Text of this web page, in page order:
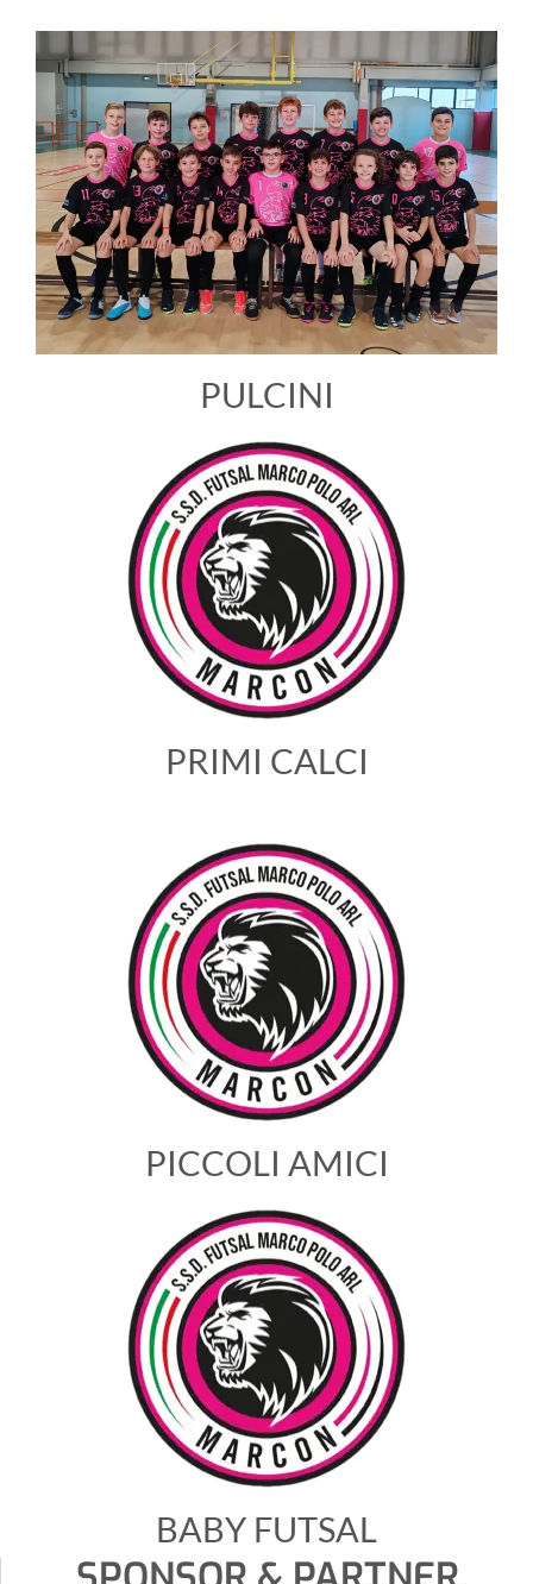
PULCINI
PRIMI CALCI
PICCOLI AMICI
BABY FUTSAL